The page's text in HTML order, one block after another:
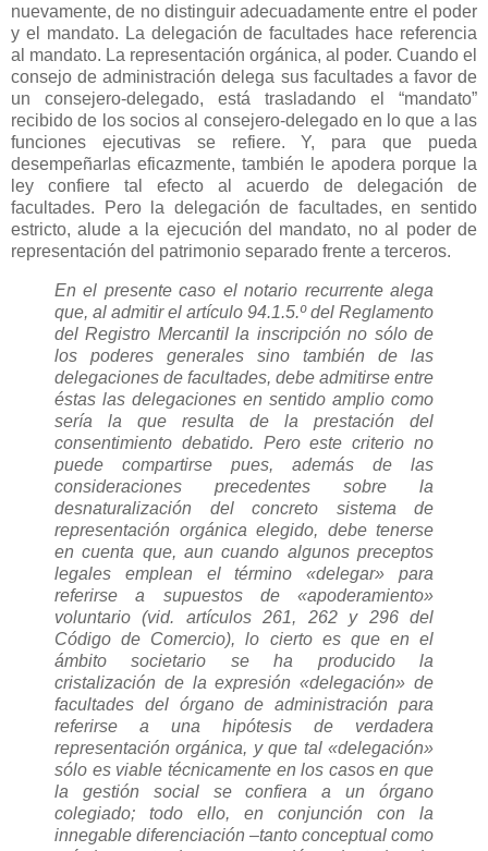
nuevamente, de no distinguir adecuadamente entre el poder
y el mandato. La delegación de facultades hace referencia
al mandato. La representación orgánica, al poder. Cuando el
consejo de administración delega sus facultades a favor de
un consejero-delegado, está trasladando el “mandato”
recibido de los socios al consejero-delegado en lo que a las
funciones ejecutivas se refiere. Y, para que pueda
desempeñarlas eficazmente, también le apodera porque la
ley confiere tal efecto al acuerdo de delegación de
facultades. Pero la delegación de facultades, en sentido
estricto, alude a la ejecución del mandato, no al poder de
representación del patrimonio separado frente a terceros.
En el presente caso el notario recurrente alega
que, al admitir el artículo 94.1.5.º del Reglamento
del Registro Mercantil la inscripción no sólo de
los poderes generales sino también de las
delegaciones de facultades, debe admitirse entre
éstas las delegaciones en sentido amplio como
sería la que resulta de la prestación del
consentimiento debatido. Pero este criterio no
puede compartirse pues, además de las
consideraciones precedentes sobre la
desnaturalización del concreto sistema de
representación orgánica elegido, debe tenerse
en cuenta que, aun cuando algunos preceptos
legales emplean el término «delegar» para
referirse a supuestos de «apoderamiento»
voluntario (vid. artículos 261, 262 y 296 del
Código de Comercio), lo cierto es que en el
ámbito societario se ha producido la
cristalización de la expresión «delegación» de
facultades del órgano de administración para
referirse a una hipótesis de verdadera
representación orgánica, y que tal «delegación»
sólo es viable técnicamente en los casos en que
la gestión social se confiera a un órgano
colegiado; todo ello, en conjunción con la
innegable diferenciación –tanto conceptual como